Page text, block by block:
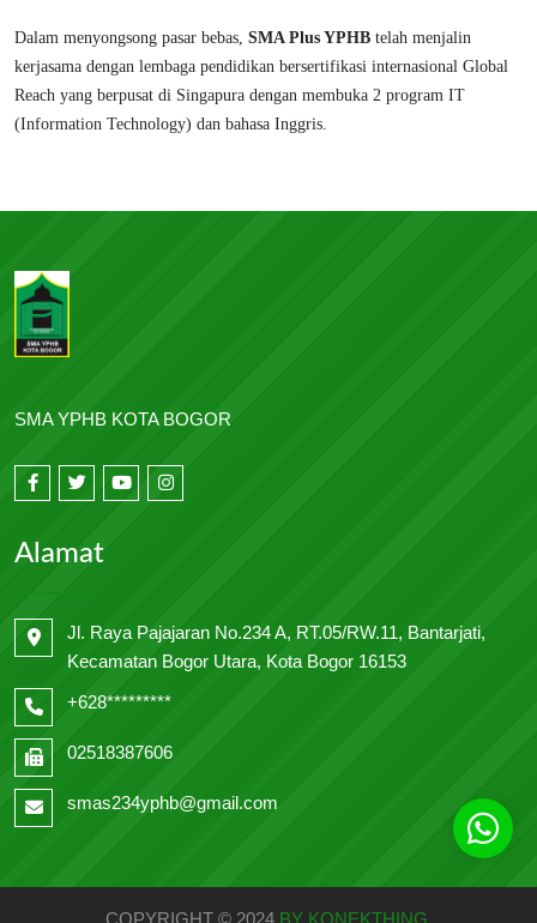
Dalam menyongsong pasar bebas, SMA Plus YPHB telah menjalin
kerjasama dengan lembaga pendidikan bersertifikasi internasional Global
Reach yang berpusat di Singapura dengan membuka 2 program IT
(Information Technology) dan bahasa Inggris.
SMA YPHB KOTA BOGOR
Alamat
Jl. Raya Pajajaran No.234 A, RT.05/RW.11, Bantarjati,
Kecamatan Bogor Utara, Kota Bogor 16153
+628*********
02518387606
smas234yphb@gmail.com
COPYRIGHT © 2024 BY KONEKTHING